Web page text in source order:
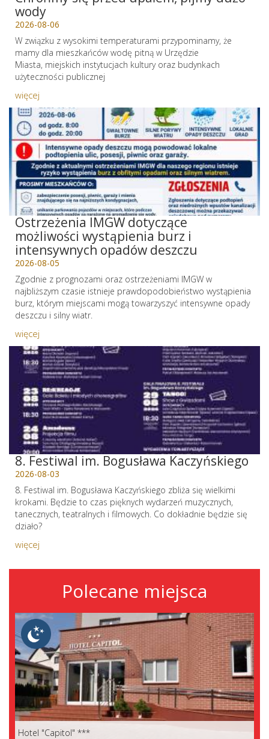
wody
2026-08-06
W związku z wysokimi temperaturami przypominamy, że
mamy dla mieszkańców wodę pitną w Urzędzie
Miasta, miejskich instytucjach kultury oraz budynkach
użyteczności publicznej
więcej
Ostrzeżenia IMGW dotyczące
możliwości wystąpienia burz i
intensywnych opadów deszczu
2026-08-05
Zgodnie z prognozami oraz ostrzeżeniami IMGW w
najbliższym czasie istnieje prawdopodobieństwo wystąpienia
burz, którym miejscami mogą towarzyszyć intensywne opady
deszczu i silny wiatr.
więcej
8. Festiwal im. Bogusława Kaczyńskiego
2026-08-03
8. Festiwal im. Bogusława Kaczyńskiego zbliża się wielkimi
krokami. Będzie to czas pięknych wydarzeń muzycznych,
tanecznych, teatralnych i filmowych. Co dokładnie będzie się
działo?
więcej
Polecane miejsca
Hotel "Capitol" ***